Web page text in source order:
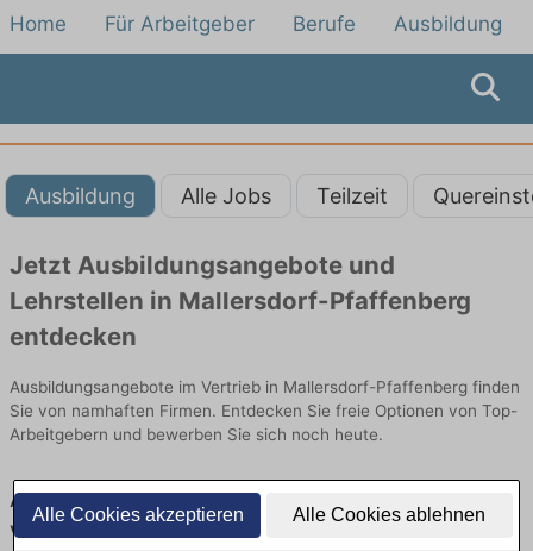
Alle Cookies akzeptieren Alle Cookies ablehnen
Home Für Arbeitgeber Berufe Ausbildung
Ausbildung Alle Jobs Teilzeit
Jetzt Ausbildungsangebote und
Lehrstellen in Mallersdorf-Pfaffenberg
entdecken
Ausbildungsangebote im Vertrieb in Mallersdorf-Pfaffenberg finden
Sie von namhaften Firmen. Entdecken Sie freie Optionen von Top-
Arbeitgebern und bewerben Sie sich noch heute.
Ausbildung in Mallersdorf-Pfaffenberg im
Vertrieb: Aktuell gibt es keine